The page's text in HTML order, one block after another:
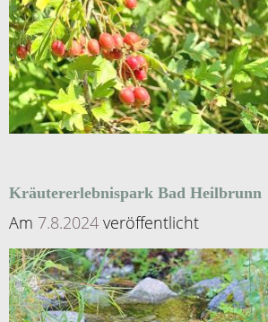
Kräutererlebnispark Bad Heilbrunn
Am 7.8.2024 veröffentlicht